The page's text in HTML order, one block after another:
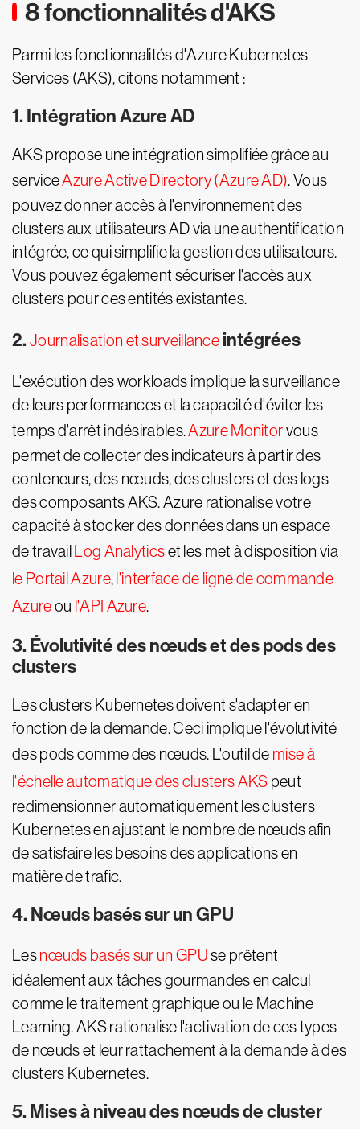
8 fonctionnalités d'AKS
Parmi les fonctionnalités d'Azure Kubernetes
Services (AKS), citons notamment :
1. Intégration Azure AD
AKS propose une intégration simplifiée grâce au
serviceAzure Active Directory (Azure AD). Vous
pouvez donner accès à l'environnement des
clusters aux utilisateurs AD via une authentification
intégrée, ce qui simplifie la gestion des utilisateurs.
Vous pouvez également sécuriser l'accès aux
clusters pour ces entités existantes.
2.Journalisation et surveillance intégrées
L'exécution des workloads implique la surveillance
de leurs performances et la capacité d'éviter les
temps d'arrêt indésirables.Azure Monitorvous
permet de collecter des indicateurs à partir des
conteneurs, des nœuds, des clusters et des logs
des composants AKS. Azure rationalise votre
capacité à stocker des données dans un espace
de travail Log Analyticset les met à disposition via
le Portail Azure, l'interface de ligne de commande
Azureou l'API Azure.
3. Évolutivité des nœuds et des pods des
clusters
Les clusters Kubernetes doivent s'adapter en
fonction de la demande. Ceci implique l'évolutivité
des pods comme des nœuds. L'outil de mise à
l'échelle automatique des clusters AKS peut
redimensionner automatiquement les clusters
Kubernetes en ajustant le nombre de nœuds afin
de satisfaire les besoins des applications en
matière de trafic.
4. Nœuds basés sur un GPU
Lesnœuds basés sur un GPUse prêtent
idéalement aux tâches gourmandes en calcul
comme le traitement graphique ou le Machine
Learning. AKS rationalise l'activation de ces types
de nœuds et leur rattachement à la demande à des
clusters Kubernetes.
5. Mises à niveau des nœuds de cluster